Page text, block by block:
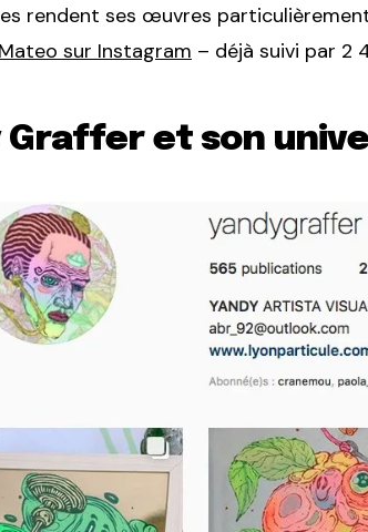
rendent ses œuvres
sur Instagram – déjà suivi par 2
Graffer et son